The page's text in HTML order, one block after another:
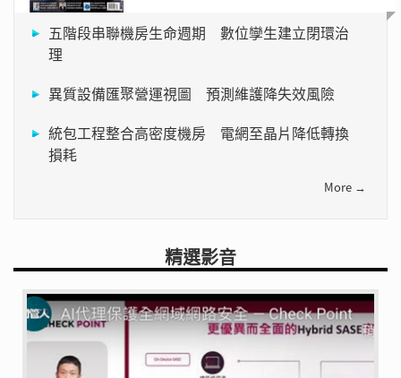
五階段串聯機房生命週期 數位孿生建立閉環治
理
異質設備匯聚營運視圖 預測維護降失效風險
統包工程整合高密度機房 電網至晶片降低轉換
損耗
More →
精選影音